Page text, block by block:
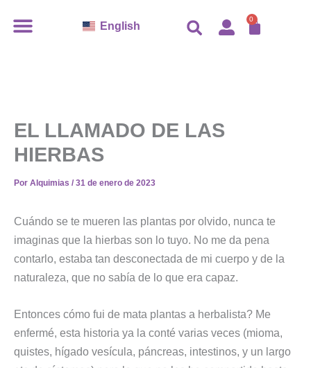
English 0
EL LLAMADO DE LAS
HIERBAS
Por Alquimias / 31 de enero de 2023
Cuándo se te mueren las plantas por olvido, nunca te
imaginas que la hierbas son lo tuyo. No me da pena
contarlo, estaba tan desconectada de mi cuerpo y de la
naturaleza, que no sabía de lo que era capaz.
Entonces cómo fui de mata plantas a herbalista? Me
enfermé, esta historia ya la conté varias veces (mioma,
quistes, hígado vesícula, páncreas, intestinos, y un largo